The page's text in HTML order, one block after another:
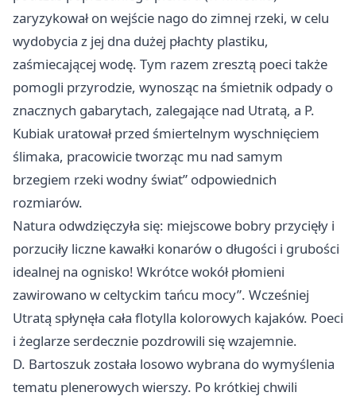
zaryzykował on wejście nago do zimnej rzeki, w celu
wydobycia z jej dna dużej płachty plastiku,
zaśmiecającej wodę. Tym razem zresztą poeci także
pomogli przyrodzie, wynosząc na śmietnik odpady o
znacznych gabarytach, zalegające nad Utratą, a P.
Kubiak uratował przed śmiertelnym wyschnięciem
ślimaka, pracowicie tworząc mu nad samym
brzegiem rzeki wodny świat” odpowiednich
rozmiarów.
Natura odwdzięczyła się: miejscowe bobry przycięły i
porzuciły liczne kawałki konarów o długości i grubości
idealnej na ognisko! Wkrótce wokół płomieni
zawirowano w celtyckim tańcu mocy”. Wcześniej
Utratą spłynęła cała flotylla kolorowych kajaków. Poeci
i żeglarze serdecznie pozdrowili się wzajemnie.
D. Bartoszuk została losowo wybrana do wymyślenia
tematu plenerowych wierszy. Po krótkiej chwili